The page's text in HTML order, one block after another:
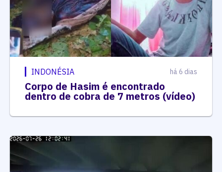
INDONÉSIA há 6 dias
Corpo de Hasim é encontrado
dentro de cobra de 7 metros (vídeo)